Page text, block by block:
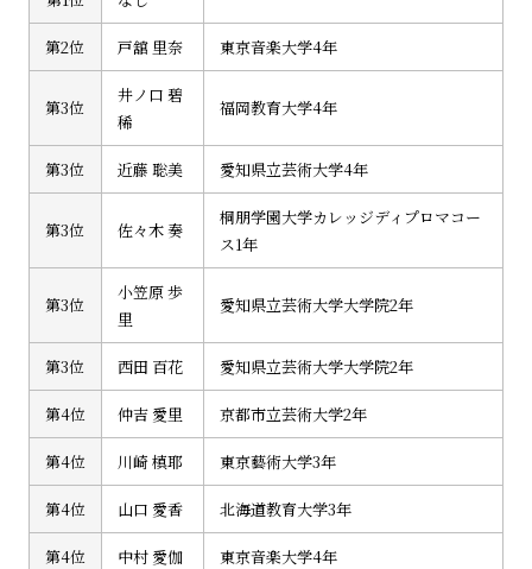
第2位 戸舘 里奈 東京音楽大学4年
第3位
井ノ口 碧
稀
福岡教育大学4年
第3位 近藤 聡美 愛知県立芸術大学4年
第3位 佐々木 奏
桐朋学園大学カレッジディプロマコー
ス1年
第3位
小笠原 歩
里
愛知県立芸術大学大学院2年
第3位 西田 百花 愛知県立芸術大学大学院2年
第4位 仲吉 愛里 京都市立芸術大学2年
第4位 川崎 槙耶 東京藝術大学3年
第4位 山口 愛香 北海道教育大学3年
第4位 中村 愛伽 東京音楽大学4年